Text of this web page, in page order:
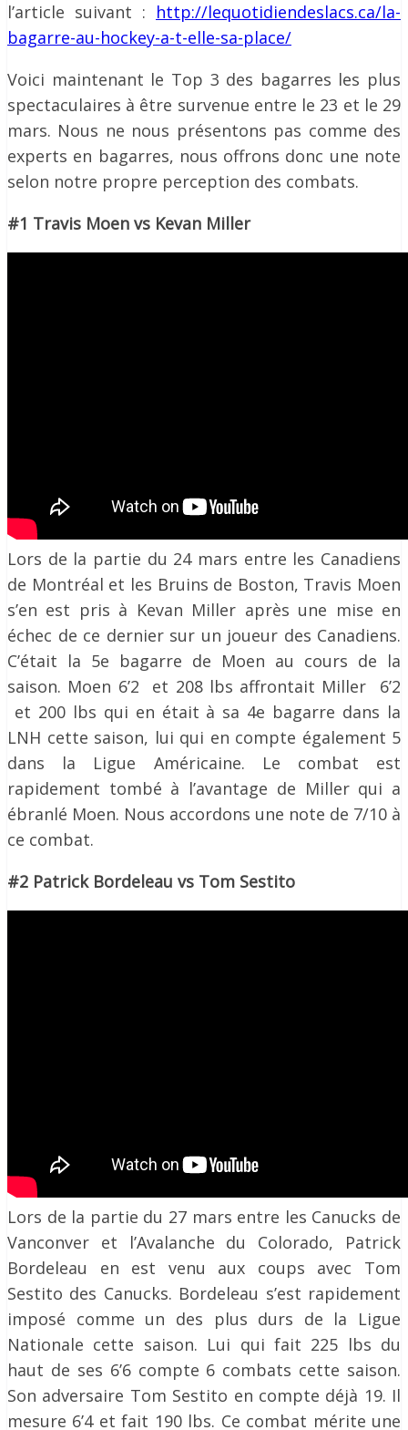
l’article suivant : http://lequotidiendeslacs.ca/la-
bagarre-au-hockey-a-t-elle-sa-place/
Voici maintenant le Top 3 des bagarres les plus
spectaculaires à être survenue entre le 23 et le 29
mars. Nous ne nous présentons pas comme des
experts en bagarres, nous offrons donc une note
selon notre propre perception des combats.
#1 Travis Moen vs Kevan Miller
Lors de la partie du 24 mars entre les Canadiens
de Montréal et les Bruins de Boston, Travis Moen
s’en est pris à Kevan Miller après une mise en
échec de ce dernier sur un joueur des Canadiens.
C’était la 5e bagarre de Moen au cours de la
saison. Moen 6’2 et 208 lbs affrontait Miller 6’2
et 200 lbs qui en était à sa 4e bagarre dans la
LNH cette saison, lui qui en compte également 5
dans la Ligue Américaine. Le combat est
rapidement tombé à l’avantage de Miller qui a
ébranlé Moen. Nous accordons une note de 7/10 à
ce combat.
#2 Patrick Bordeleau vs Tom Sestito
Lors de la partie du 27 mars entre les Canucks de
Vanconver et l’Avalanche du Colorado, Patrick
Bordeleau en est venu aux coups avec Tom
Sestito des Canucks. Bordeleau s’est rapidement
imposé comme un des plus durs de la Ligue
Nationale cette saison. Lui qui fait 225 lbs du
haut de ses 6’6 compte 6 combats cette saison.
Son adversaire Tom Sestito en compte déjà 19. Il
mesure 6’4 et fait 190 lbs. Ce combat mérite une